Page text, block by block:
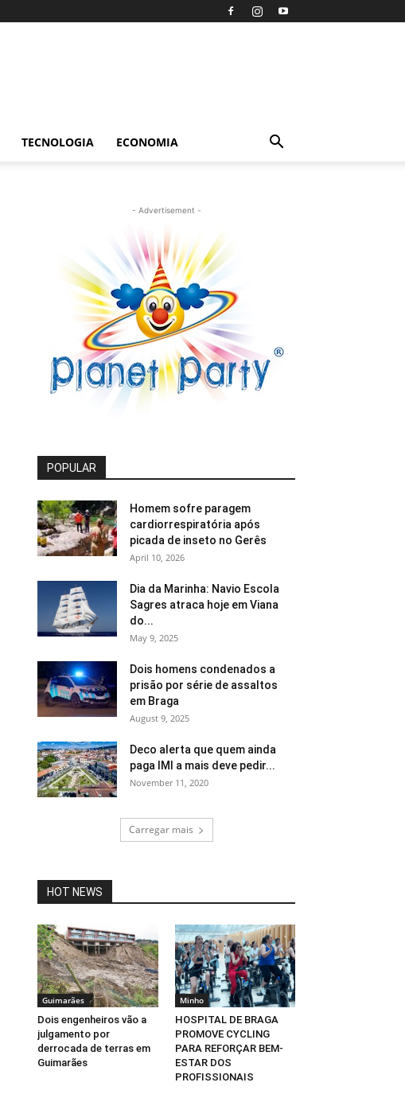
TECNOLOGIA ECONOMIA
- Advertisement -
POPULAR
Homem sofre paragem
cardiorrespiratória após
picada de inseto no Gerês
April 10, 2026
Dia da Marinha: Navio Escola
Sagres atraca hoje em Viana
do...
May 9, 2025
Dois homens condenados a
prisão por série de assaltos
em Braga
August 9, 2025
Deco alerta que quem ainda
paga IMI a mais deve pedir...
November 11, 2020
Carregar mais
HOT NEWS
Guimarães
Dois engenheiros vão a
julgamento por
derrocada de terras em
Guimarães
Minho
HOSPITAL DE BRAGA
PROMOVE CYCLING
PARA REFORÇAR BEM-
ESTAR DOS
PROFISSIONAIS